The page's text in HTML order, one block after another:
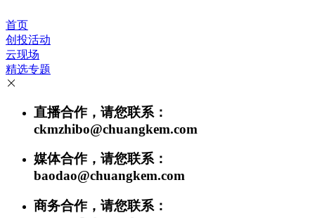
首页
创投活动
云现场
精选专题
直播合作，请您联系：
ckmzhibo@chuangkem.com
媒体合作，请您联系：
baodao@chuangkem.com
商务合作，请您联系：